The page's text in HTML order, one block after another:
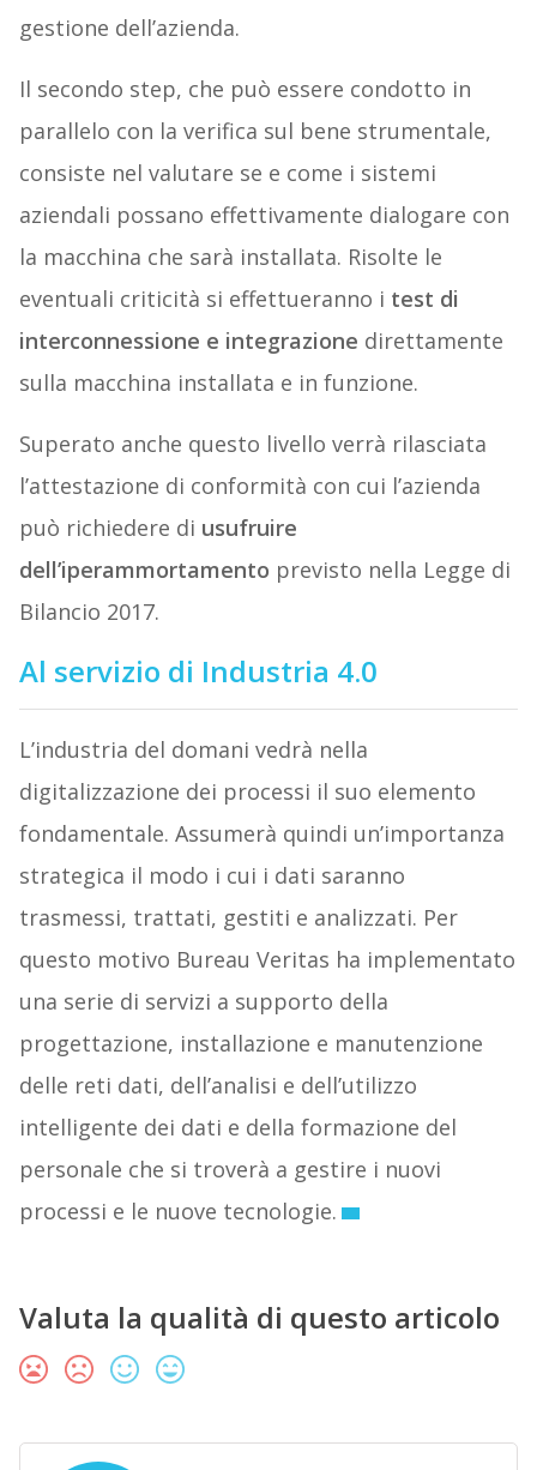
gestione dell’azienda.
Il secondo step, che può essere condotto in
parallelo con la verifica sul bene strumentale,
consiste nel valutare se e come i sistemi
aziendali possano effettivamente dialogare con
la macchina che sarà installata. Risolte le
eventuali criticità si effettueranno i test di
interconnessione e integrazione direttamente
sulla macchina installata e in funzione.
Superato anche questo livello verrà rilasciata
l’attestazione di conformità con cui l’azienda
può richiedere di usufruire
dell’iperammortamento previsto nella Legge di
Bilancio 2017.
Al servizio di Industria 4.0
L’industria del domani vedrà nella
digitalizzazione dei processi il suo elemento
fondamentale. Assumerà quindi un’importanza
strategica il modo i cui i dati saranno
trasmessi, trattati, gestiti e analizzati. Per
questo motivo Bureau Veritas ha implementato
una serie di servizi a supporto della
progettazione, installazione e manutenzione
delle reti dati, dell’analisi e dell’utilizzo
intelligente dei dati e della formazione del
personale che si troverà a gestire i nuovi
processi e le nuove tecnologie.
Valuta la qualità di questo articolo